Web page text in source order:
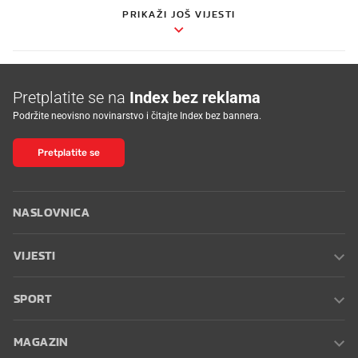
PRIKAŽI JOŠ VIJESTI
Pretplatite se na Index bez reklama
Podržite neovisno novinarstvo i čitajte Index bez bannera.
Pretplatite se
NASLOVNICA
VIJESTI
SPORT
MAGAZIN